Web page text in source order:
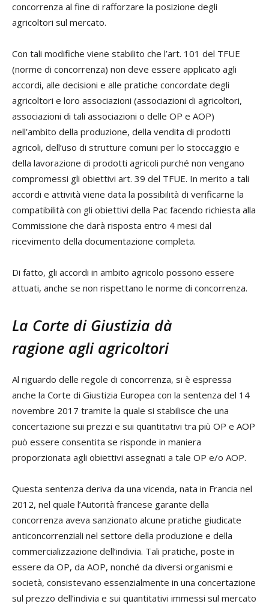
concorrenza al fine di rafforzare la posizione degli
agricoltori sul mercato.
Con tali modifiche viene stabilito che l’art. 101 del TFUE
(norme di concorrenza) non deve essere applicato agli
accordi, alle decisioni e alle pratiche concordate degli
agricoltori e loro associazioni (associazioni di agricoltori,
associazioni di tali associazioni o delle OP e AOP)
nell’ambito della produzione, della vendita di prodotti
agricoli, dell’uso di strutture comuni per lo stoccaggio e
della lavorazione di prodotti agricoli purché non vengano
compromessi gli obiettivi art. 39 del TFUE. In merito a tali
accordi e attività viene data la possibilità di verificarne la
compatibilità con gli obiettivi della Pac facendo richiesta alla
Commissione che darà risposta entro 4 mesi dal
ricevimento della documentazione completa.
Di fatto, gli accordi in ambito agricolo possono essere
attuati, anche se non rispettano le norme di concorrenza.
La Corte di Giustizia dà
ragione agli agricoltori
Al riguardo delle regole di concorrenza, si è espressa
anche la Corte di Giustizia Europea con la sentenza del 14
novembre 2017 tramite la quale si stabilisce che una
concertazione sui prezzi e sui quantitativi tra più OP e AOP
può essere consentita se risponde in maniera
proporzionata agli obiettivi assegnati a tale OP e/o AOP.
Questa sentenza deriva da una vicenda, nata in Francia nel
2012, nel quale l’Autorità francese garante della
concorrenza aveva sanzionato alcune pratiche giudicate
anticoncorrenziali nel settore della produzione e della
commercializzazione dell’indivia. Tali pratiche, poste in
essere da OP, da AOP, nonché da diversi organismi e
società, consistevano essenzialmente in una concertazione
sul prezzo dell’indivia e sui quantitativi immessi sul mercato